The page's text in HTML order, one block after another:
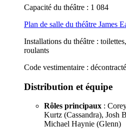
Capacité du théâtre : 1 084
Plan de salle du théâtre James
Installations du théâtre :
roulants
Code vestimentaire :
Distribution et équipe
Rôles principaux :
Kurtz (Cassandra), Josh
Michael Haynie (Glenn)